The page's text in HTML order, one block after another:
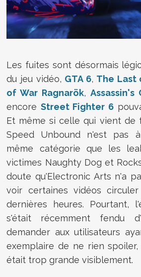
Les fuites sont désormais
du jeu vidéo, GTA 6, The Last
of War Ragnarök,Assassin's
encore Street Fighter 6
Et même si celle qui vient de
Speed Unbound n'est pas
même catégorie que les
victimes Naughty Dog et
doute qu'Electronic Arts n'a
voir certaines vidéos
dernières heures. Pourtant,
s'était récemment fendu
demander aux utilisateurs
exemplaire de ne rien
était trop grande visiblement.